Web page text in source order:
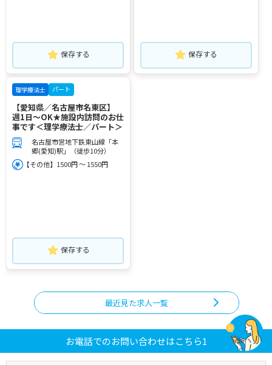
保存する 保存する
理学療法士 パート
【愛知県／名古屋市名東区】
週1日～OK★施設内訪問のお仕
事です＜理学療法士／パート＞
名古屋市営地下鉄東山線「本
郷(愛知)駅」（徒歩10分）
【その他】1500円 ～ 1550円
保存する
最近見た求人一覧
お電話でのお問い合わせはこちら1